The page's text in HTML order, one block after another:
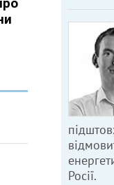
Росії.